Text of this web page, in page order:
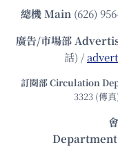
總機Main (626)
廣告/市場部
話) /
訂閱部 Circulation
3323 (傳
Department